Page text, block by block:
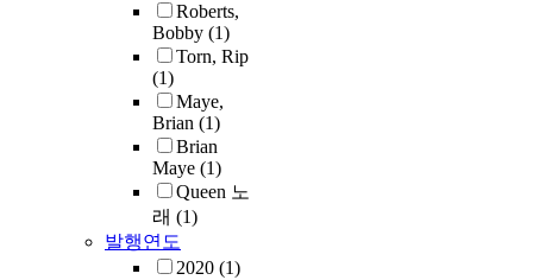
Roberts,
Bobby (1)
Torn, Rip
(1)
Maye,
Brian (1)
Brian
Maye (1)
Queen 노
래 (1)
발행연도
2020 (1)